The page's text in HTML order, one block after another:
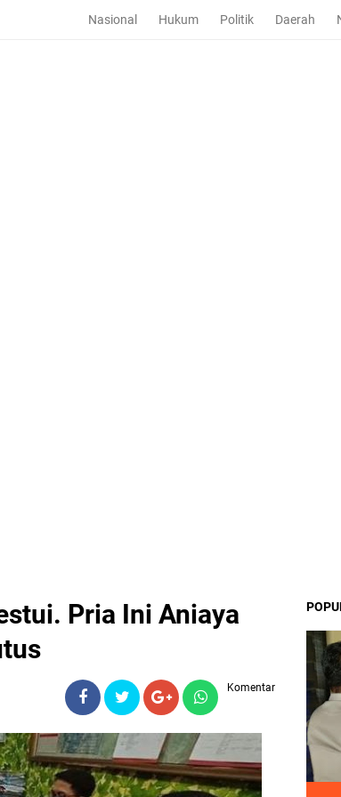
Nasional Hukum Politik Daerah
Pria Ini Aniaya
Komentar